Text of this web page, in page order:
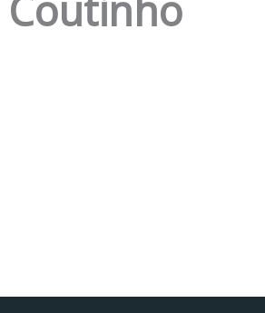
Facebook
Instagram da FCTPortal da UAc